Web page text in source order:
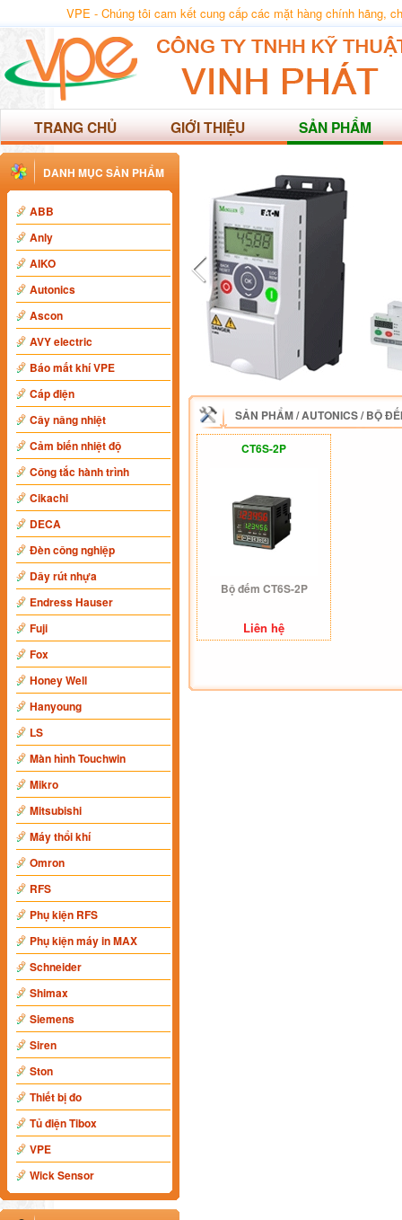
VPE - Chúng tôi cam kết cung cấp các mặt hàng chính hãng,
TRANG CHỦ GIỚI THIỆU SẢN PHẨM
DANH MỤC SẢN PHẨM
ABB
Anly
AIKO
Autonics
Ascon
AVY electric
Báo mất khí VPE
Cáp điện
Cây nâng nhiệt
Cảm biến nhiệt độ
Công tắc hành trình
Cikachi
DECA
Đèn công nghiệp
Dây rút nhựa
Endress Hauser
Fuji
Fox
Honey Well
Hanyoung
LS
Màn hình Touchwin
Mikro
Mitsubishi
Máy thổi khí
Omron
RFS
Phụ kiện RFS
Phụ kiện máy in MAX
Schneider
Shimax
Siemens
Siren
Ston
Thiết bị đo
Tủ điện Tibox
VPE
Wick Sensor
SẢN PHẨM/AUTONICS/BỘ
CT6S-2P
Bộ đếm CT6S-2P
Liên hệ